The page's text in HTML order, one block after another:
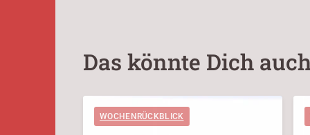
Das könnte Dich
WOCHENRÜCKBLICK